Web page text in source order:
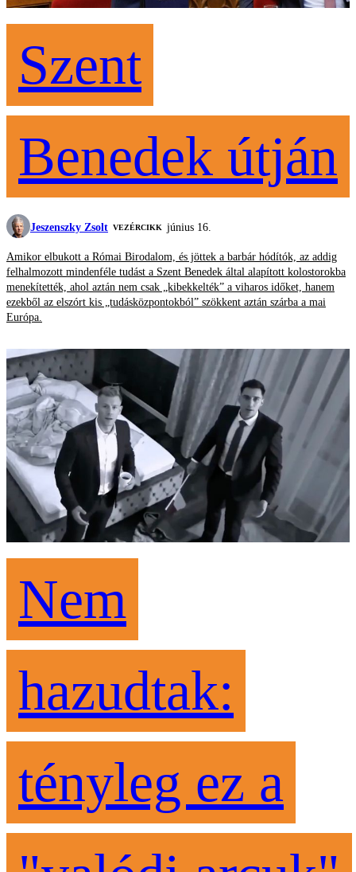
Szent
Benedek útján
Jeszenszky Zsolt VEZÉRCIKK június 16.
Amikor elbukott a Római Birodalom, és jöttek a barbár hódítók, az addig
felhalmozott mindenféle tudást a Szent Benedek által alapított kolostorokba
menekítették, ahol aztán nem csak „kibekkelték” a viharos időket, hanem
ezekből az elszórt kis „tudásközpontokból” szökkent aztán szárba a mai
Európa.
Nem
hazudtak:
tényleg ez a